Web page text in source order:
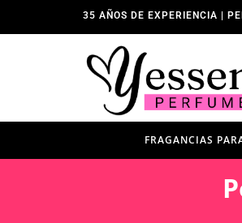
35 AÑOS DE EXPERIENCIA |
FRAGANCIAS